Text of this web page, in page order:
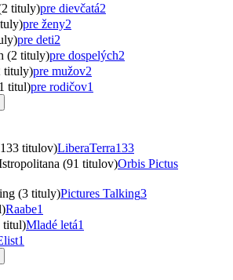
tituly)pre dievčatá2
pre ženy2
pre deti2
(2 tituly)pre dospelých2
tituly)pre mužov2
titul)pre rodičov1
titulov)LiberaTerra133
(91 titulov)Orbis Pictus
(3 tituly)Pictures Talking3
Raabe1
titul)Mladé letá1
1